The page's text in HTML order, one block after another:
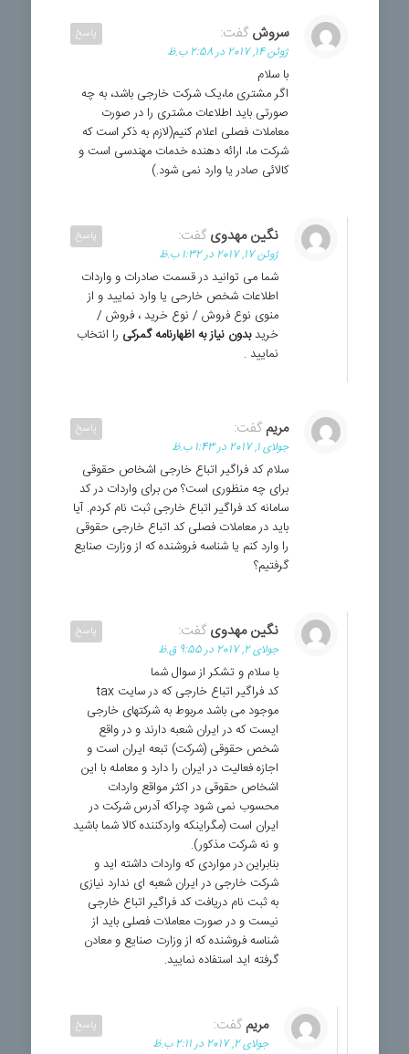
سروش گفت:
ژوئن 14, 2017 در 2:58 ب.ظ
با سلام
اگر مشتری ما،یک شرکت خارجی باشد، به چه
صورتی باید اطلاعات مشتری را در صورت
معاملات فصلی اعلام کنیم(لازم به ذکر است که
شرکت ما، ارائه دهنده خدمات مهندسی است و
کالائی صادر یا وارد نمی شود.)
پاسخ
نگین مهدوی گفت:
ژوئن 17, 2017 در 1:32 ب.ظ
شما می توانید در قسمت صادرات و واردات
اطلاعات شخص خارحی یا وارد نمایید و از
منوی نوع فروش / نوع خرید ، فروش /
خریدبدون نیاز به اظهارنامه گمرکی را انتخاب
نمایید .
پاسخ
مریم گفت:
جولای 1, 2017 در 1:43 ب.ظ
سلام کد فراگیر اتباع خارجی اشخاص حقوقی
برای چه منظوری است؟ من برای واردات در کد
سامانه کد فراگیر اتباع خارجی ثبت نام کردم. آیا
باید در معاملات فصلی کد اتباع خارجی حقوقی
را وارد کنم یا شناسه فروشنده که از وزارت صنایع
گرفتیم؟
پاسخ
نگین مهدوی گفت:
جولای 2, 2017 در 9:55 ق.ظ
با سلام و تشکر از سوال شما
کد فراگیر اتباع خارجی که در سایت tax
موجود می باشد مربوط به شرکتهای خارجی
ایست که در ایران شعبه دارند و در واقع
شخص حقوقی (شرکت) تبعه ایران است و
اجازه فعالیت در ایران را دارد و معامله با این
اشخاص حقوقی در اکثر مواقع واردات
محسوب نمی شود چراکه آدرس شرکت در
ایران است (مگراینکه واردکننده کالا شما باشید
و نه شرکت مذکور).
بنابراین در مواردی که واردات داشته اید و
شرکت خارجی در ایران شعبه ای ندارد نیازی
به ثبت نام دریافت کد فراگیر اتباع خارجی
نیست و در صورت معاملات فصلی باید از
شناسه فروشنده که از وزارت صنایع و معادن
گرفته اید استفاده نمایید.
پاسخ
مریم گفت:
جولای 2, 2017 در 2:11 ب.ظ
پاسخ